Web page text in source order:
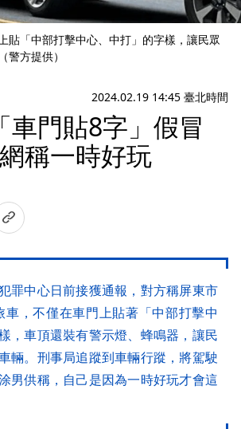
貼「中部打擊中心、中打」的字樣，讓民眾
警方提供）
2024.02.19 14:45 臺北時間
車門貼8字」假冒
稱一時好玩
罪中心日前接獲通報，對方稱屏東市
車，不僅在車門上貼著「中部打擊中
，車頂還裝有警示燈、蜂鳴器，讓民
輛。刑事局追蹤到車輛行蹤，將駕駛
男供稱，自己是因為一時好玩才會這